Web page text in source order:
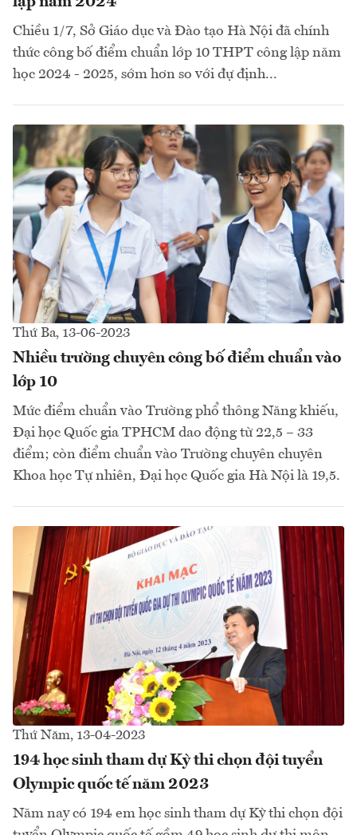
Chiều 1/7, Sở Giáo dục và Đào tạo Hà Nội đã chính
thức công bố điểm chuẩn lớp 10 THPT công lập năm
học 2024 - 2025, sớm hơn so với đự định...
Thứ Ba, 13-06-2023
Nhiều trường chuyên công bố điểm chuẩn vào
lớp 10
Mức điểm chuẩn vào Trường phổ thông Năng khiếu,
Đại học Quốc gia TPHCM dao động từ 22,5 – 33
điểm; còn điểm chuẩn vào Trường chuyên chuyên
Khoa học Tự nhiên, Đại học Quốc gia Hà Nội là 19,5.
Thứ Năm, 13-04-2023
194 học sinh tham dự Kỳ thi chọn đội tuyển
Olympic quốc tế năm 2023
Năm nay có 194 em học sinh tham dự Kỳ thi chọn đội